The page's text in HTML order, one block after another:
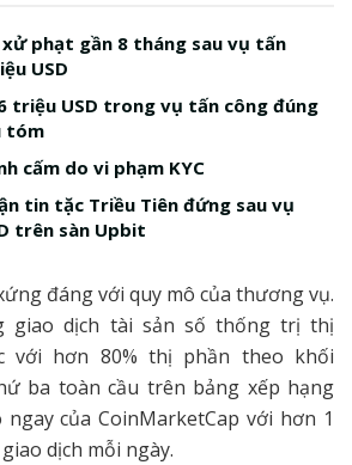
phạt gần 8 tháng sau vụ tấn
USD
triệu USD trong vụ tấn công đúng
tóm
cấm do vi phạm KYC
tin tặc Triều Tiên đứng sau vụ
trên sàn Upbit
đáng với quy mô của thương vụ.
giao dịch tài sản số thống trị thị
với hơn 80% thị phần theo khối
ba toàn cầu trên bảng xếp hạng
của CoinMarketCap với hơn 1
dịch mỗi ngày.